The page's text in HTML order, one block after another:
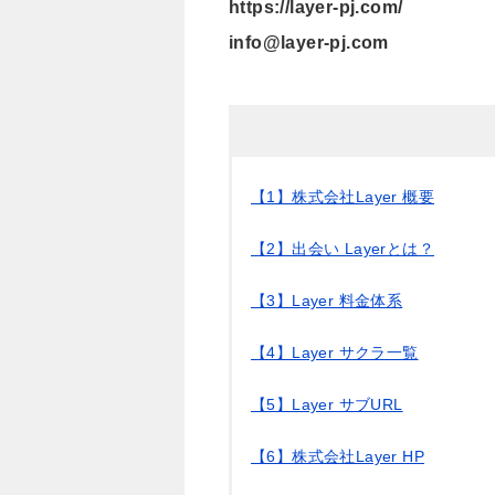
https://layer-pj.com/
info@layer-pj.com
【1】株式会社Layer 概要
【2】出会い Layerとは？
【3】Layer 料金体系
【4】Layer サクラ一覧
【5】Layer サブURL
【6】株式会社Layer HP